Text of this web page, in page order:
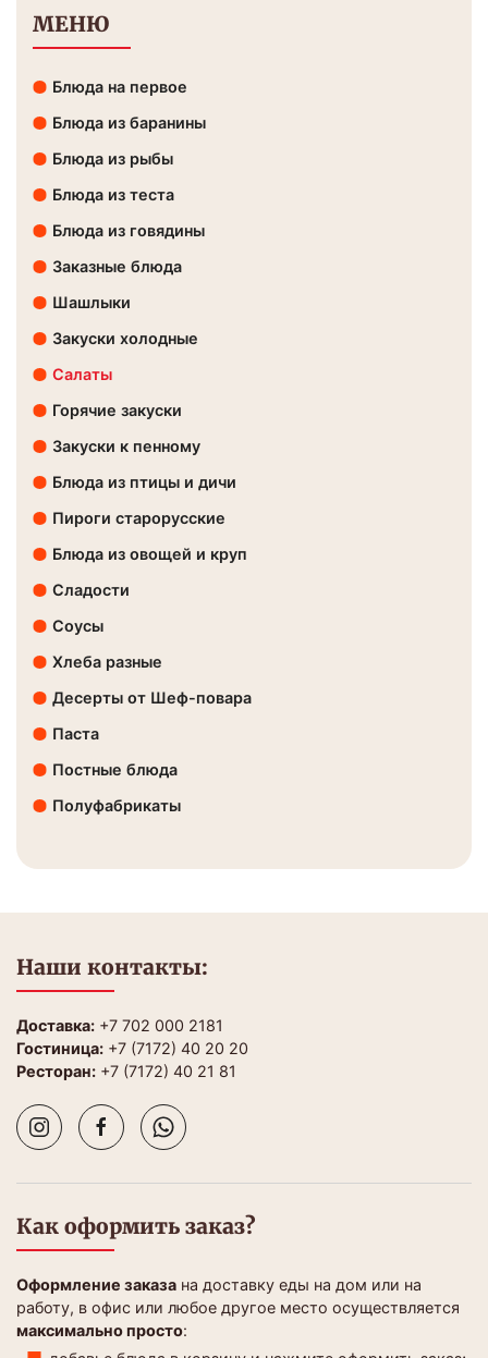
МЕНЮ
Блюда на первое
Блюда из баранины
Блюда из рыбы
Блюда из теста
Блюда из говядины
Заказные блюда
Шашлыки
Закуски холодные
Салаты
Горячие закуски
Закуски к пенному
Блюда из птицы и дичи
Пироги старорусские
Блюда из овощей и круп
Сладости
Соусы
Хлеба разные
Десерты от Шеф-повара
Паста
Постные блюда
Полуфабрикаты
Наши контакты:
Доставка: +7 702 000 2181
Гостиница: +7 (7172) 40 20 20
Ресторан: +7 (7172) 40 21 81
Как оформить заказ?
Оформление заказа на доставку еды на дом или на
работу, в офис или любое другое место осуществляется
максимально просто: